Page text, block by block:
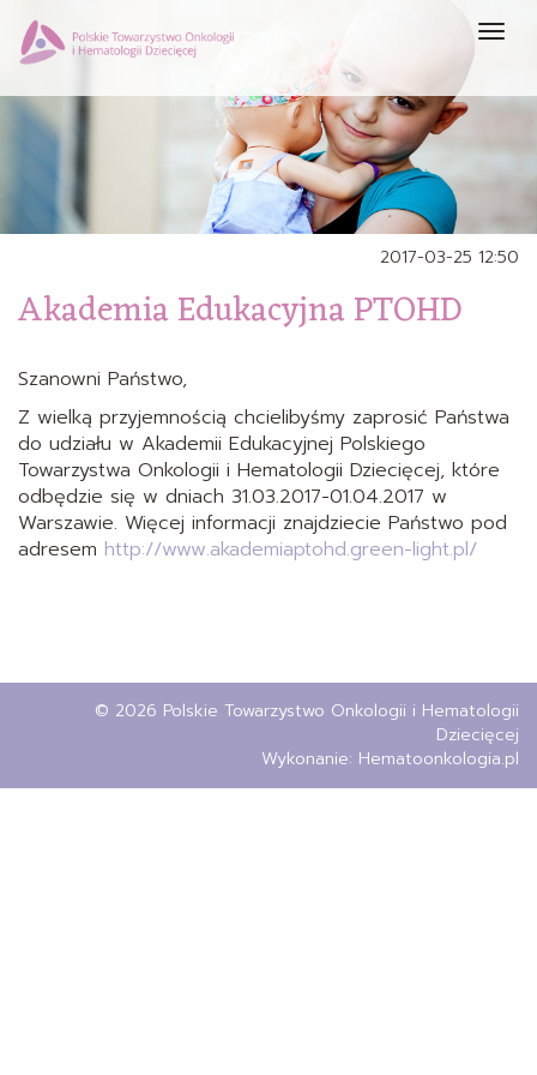
2017-03-25 12:50
Akademia Edukacyjna PTOHD
Szanowni Państwo,
Z wielką przyjemnością chcielibyśmy zaprosić Państwa
do udziału w Akademii Edukacyjnej Polskiego
Towarzystwa Onkologii i Hematologii Dziecięcej, które
odbędzie się w dniach 31.03.2017-01.04.2017 w
Warszawie. Więcej informacji znajdziecie Państwo pod
adresem http://www.akademiaptohd.green-light.pl/
© 2026 Polskie Towarzystwo Onkologii i Hematologii
Dziecięcej
Wykonanie: Hematoonkologia.pl